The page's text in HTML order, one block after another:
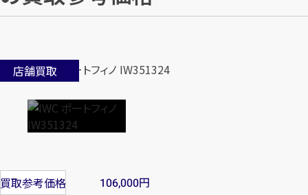
店舗買取
買取参考価格 106,000円